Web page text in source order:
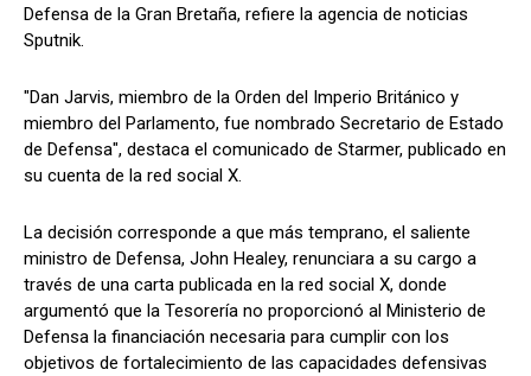
Defensa de la Gran Bretaña, refiere la agencia de noticias
Sputnik.
"Dan Jarvis, miembro de la Orden del Imperio Británico y
miembro del Parlamento, fue nombrado Secretario de Estado
de Defensa", destaca el comunicado de Starmer, publicado en
su cuenta de la red social X.
La decisión corresponde a que más temprano, el saliente
ministro de Defensa, John Healey, renunciara a su cargo a
través de una carta publicada en la red social X, donde
argumentó que la Tesorería no proporcionó al Ministerio de
Defensa la financiación necesaria para cumplir con los
objetivos de fortalecimiento de las capacidades defensivas